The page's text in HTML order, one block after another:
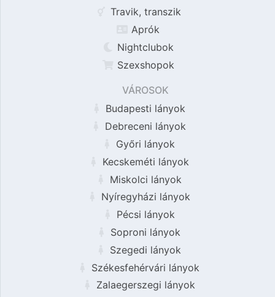
Travik, transzik
Aprók
Nightclubok
Szexshopok
VÁROSOK
Budapesti lányok
Debreceni lányok
Győri lányok
Kecskeméti lányok
Miskolci lányok
Nyíregyházi lányok
Pécsi lányok
Soproni lányok
Szegedi lányok
Székesfehérvári lányok
Zalaegerszegi lányok